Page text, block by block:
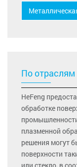
По отраслям
HeFeng
обработке
плазменной
решения могут
поверхности